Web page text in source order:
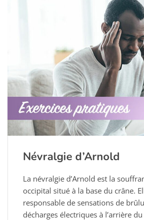
Névralgie d’Arnold
La névralgie d’Arnold est la
occipital situé à la base du crâne.
responsable de sensations de
décharges électriques à l’arrière